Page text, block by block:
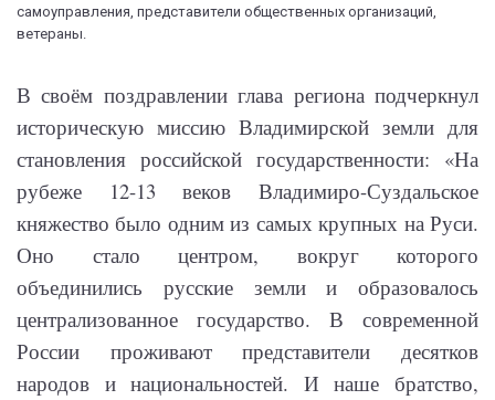
самоуправления, представители общественных организаций,
ветераны.
В своём поздравлении глава региона подчеркнул
историческую миссию Владимирской земли для
становления российской государственности: «На
рубеже 12-13 веков Владимиро-Суздальское
княжество было одним из самых крупных на Руси.
Оно стало центром, вокруг которого
объединились русские земли и образовалось
централизованное государство. В современной
России проживают представители десятков
народов и национальностей. И наше братство,